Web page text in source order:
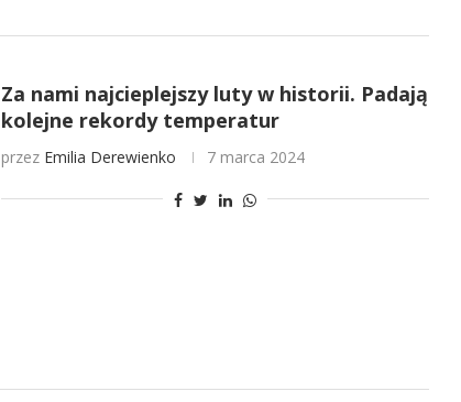
Za nami najcieplejszy luty w historii. Padają
kolejne rekordy temperatur
przez Emilia Derewienko 7 marca 2024